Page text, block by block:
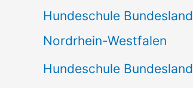
Hundeschule Bundesland
Nordrhein-Westfalen
Hundeschule Bundesland